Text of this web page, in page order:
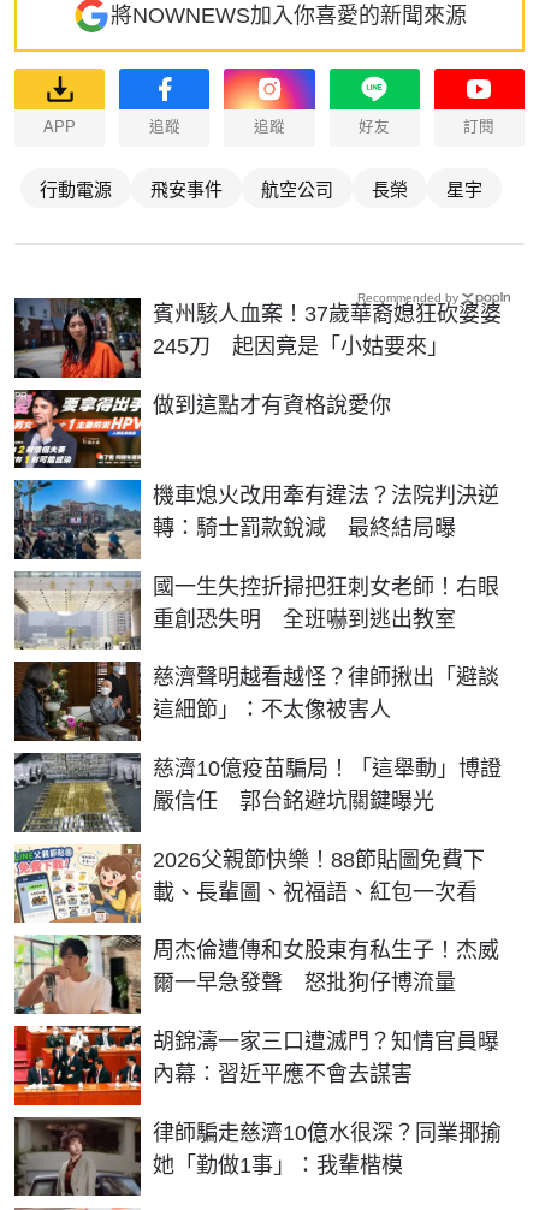
將NOWNEWS加入你喜愛的新聞來源
APP 追蹤 追蹤 好友 訂閱
行動電源 飛安事件 航空公司 長榮 星宇
賓州駭人血案！37歲華裔媳狂砍婆婆
245刀 起因竟是「小姑要來」
做到這點才有資格說愛你
PR
機車熄火改用牽有違法？法院判決逆
轉：騎士罰款銳減 最終結局曝
國一生失控折掃把狂刺女老師！右眼
重創恐失明 全班嚇到逃出教室
慈濟聲明越看越怪？律師揪出「避談
這細節」：不太像被害人
慈濟10億疫苗騙局！「這舉動」博證
嚴信任 郭台銘避坑關鍵曝光
2026父親節快樂！88節貼圖免費下
載、長輩圖、祝福語、紅包一次看
周杰倫遭傳和女股東有私生子！杰威
爾一早急發聲 怒批狗仔博流量
胡錦濤一家三口遭滅門？知情官員曝
內幕：習近平應不會去謀害
律師騙走慈濟10億水很深？同業揶揄
她「勤做1事」：我輩楷模
Recommended by